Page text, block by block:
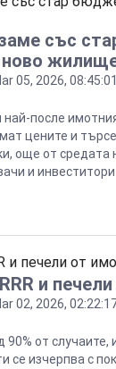
със
ново
05, 2026,
най-после
цените и
още от средата
и
в
и
02, 2026,
90% от случаите,
се изчерпва с